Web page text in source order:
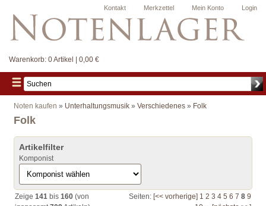
Login
Mein Konto
Merkzettel
Kontakt
Warenkorb: 0 Artikel | 0,00 €
Noten kaufen » Unterhaltungsmusik » Verschiedenes » Folk
Folk
Artikelfilter
Komponist
Zeige 141 bis 160 (von
Seiten: [<< vorherige] 1 2 3 4 5 6 7 8 9